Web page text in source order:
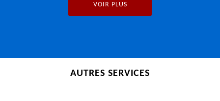
VOIR PLUS
AUTRES SERVICES